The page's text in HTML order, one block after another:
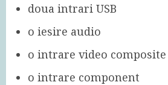
doua intrari USB
o iesire audio
o intrare video composite
o intrare component